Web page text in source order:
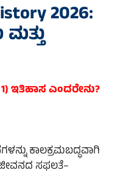
2026:
ಮತ್ತು
1) ಇತಿಹಾಸ ಎಂದರೇನು?
ಕಾಲಕ್ರಮಬದ್ಧವಾಗಿ
ಸಫಲತೆ–